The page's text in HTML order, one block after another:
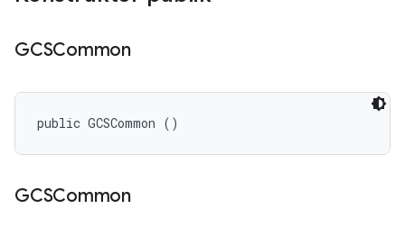
GCSCommon
public GCSCommon ()
GCSCommon